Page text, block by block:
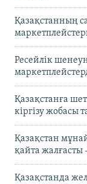
Қазақстанның
Ресейлік
Қазақстанға
кіргізу жобасы
Қазақстан
қайта жалғасты
Қазақстанда